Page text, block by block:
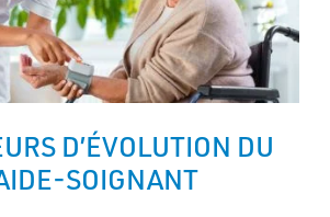
D’ÉVOLUTION DU
SOIGNANT